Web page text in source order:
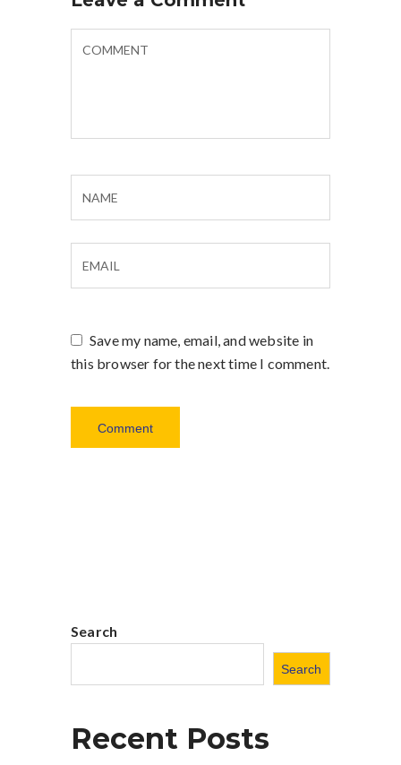
Search
Search
Recent Posts
Save my name, email, and website in
this browser for the next time I comment.